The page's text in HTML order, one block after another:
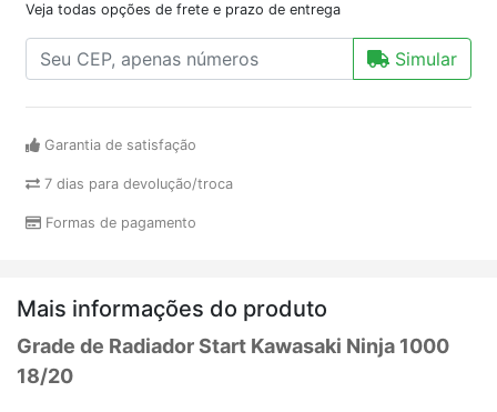
Veja todas opções de frete e prazo de entrega
Simular
Garantia de satisfação
7 dias para devolução/troca
Formas de pagamento
Mais informações do produto
Grade de Radiador Start Kawasaki Ninja 1000
18/20